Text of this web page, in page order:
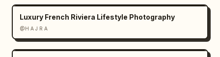
Luxury French Riviera Lifestyle Photography
@H A J R A